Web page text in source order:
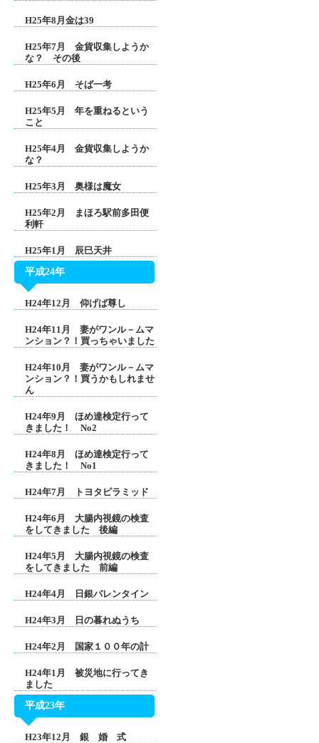
H25年8月金は39
H25年7月 金貨収集しようか
な？ その後
H25年6月 そば一考
H25年5月 年を重ねるという
こと
H25年4月 金貨収集しようか
な？
H25年3月 奥様は魔女
H25年2月 まほろ駅前多田便
利軒
H25年1月 辰巳天井
平成24年
H24年12月 仰げば尊し
H24年11月 妻がワンル－ムマ
ンション？！買っちゃいました
H24年10月 妻がワンル－ムマ
ンション？！買うかもしれませ
ん
H24年9月 ほめ達検定行って
きました！ No2
H24年8月 ほめ達検定行って
きました！ No1
H24年7月 トヨタピラミッド
H24年6月 大腸内視鏡の検査
をしてきました 後編
H24年5月 大腸内視鏡の検査
をしてきました 前編
H24年4月 日銀バレンタイン
H24年3月 日の暮れぬうち
H24年2月 国家１００年の計
H24年1月 被災地に行ってき
ました
平成23年
H23年12月 銀 婚 式